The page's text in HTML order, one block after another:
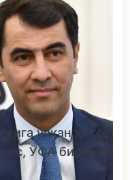
улкан ҳисса
ЎФА биринчи